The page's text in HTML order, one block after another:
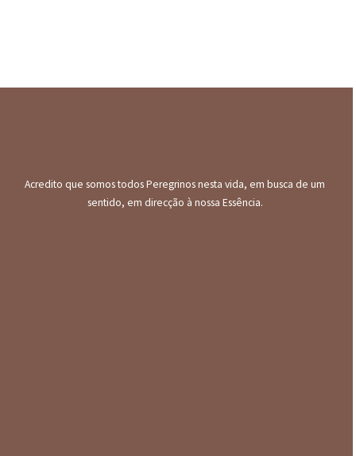
Acredito que somos todos Peregrinos nesta vida, em busca de um
sentido, em direcção à nossa Essência.